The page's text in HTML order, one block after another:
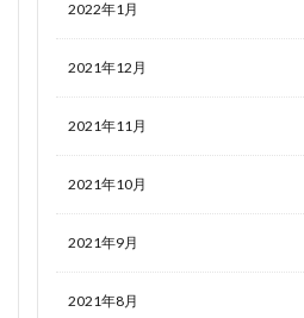
2022年1月
2021年12月
2021年11月
2021年10月
2021年9月
2021年8月